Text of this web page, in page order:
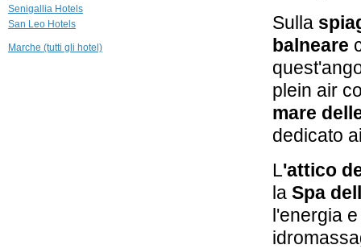
Sulla
balneare
plein air
mare
dedicato
L'attico
la Spa
l'energia
Senigallia Hotels
San Leo Hotels
Marche (tutti gli hotel)